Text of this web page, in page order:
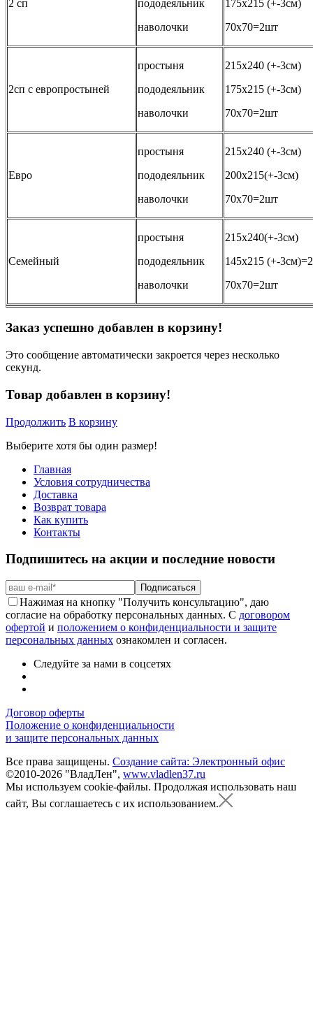
2 сп
пододеяльник
наволочки
175х215 (+-3см)
70х70=2шт
2сп с европростыней
простыня
пододеяльник
наволочки
215х240 (+-3см)
175х215 (+-3см)
70х70=2шт
Евро
простыня
пододеяльник
наволочки
215х240 (+-3см)
200х215(+-3см)
70х70=2шт
Семейный
простыня
пододеяльник
наволочки
215х240(+-3см)
145х215 (+-
70х70=2шт
Заказ успешно добавлен в корзину!
Это сообщение автоматически закроется через несколько
секунд.
Товар добавлен в корзину!
Продолжить В корзину
Выберите хотя бы один размер!
Главная
Условия сотрудничества
Доставка
Возврат товара
Как купить
Контакты
Подпишитесь на акции и последние новости
Подписаться
Нажимая на кнопку "Получить консультацию", даю
согласие на обработку персональных данных. С договором
офертой и положением о конфиденциальности и защите
персональных данных ознакомлен и согласен.
Следуйте за нами в соцсетях
Договор оферты
Положение о конфиденциальности
и защите персональных данных
Все права защищены. Создание сайта: Электронный офис
©2010-2026 "ВладЛен", www.vladlen37.ru
Мы используем cookie-файлы. Продолжая использовать наш
сайт, Вы соглашаетесь с их использованием.